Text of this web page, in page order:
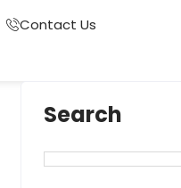
Contact Us
Search